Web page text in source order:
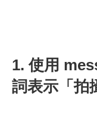
1. 使用
詞表示「拍